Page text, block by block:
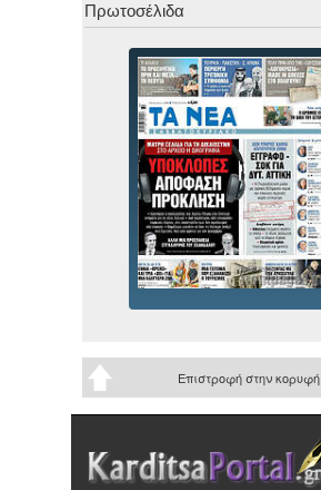
Πρωτοσέλιδα
Επιστροφή στην κορυφή